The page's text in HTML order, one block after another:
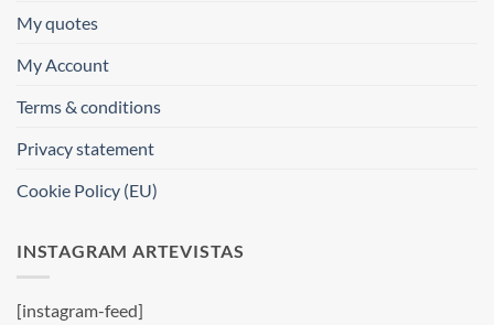
My quotes
My Account
Terms & conditions
Privacy statement
Cookie Policy (EU)
INSTAGRAM ARTEVISTAS
[instagram-feed]